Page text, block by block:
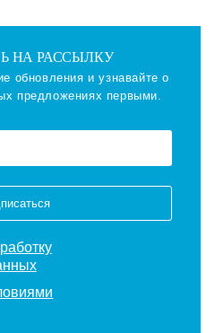
НА РАССЫЛКУ
обновления и узнавайте о
предложениях первыми.